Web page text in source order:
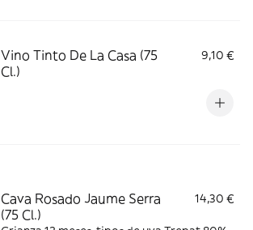
Vino Tinto De La Casa (75
Cl.)
9,10 €
Cava Rosado Jaume Serra
(75 Cl.)
14,30 €